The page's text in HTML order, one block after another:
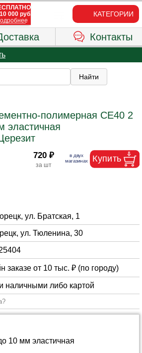
КАТЕГОРИИ
Контакты
полимерная CE40 2
эластичная
720 ₽
ул. Братская, 1
ул. Тюленина, 30
заказе от 10 тыс. ₽ (по городу)
наличными либо картой
10 мм эластичная